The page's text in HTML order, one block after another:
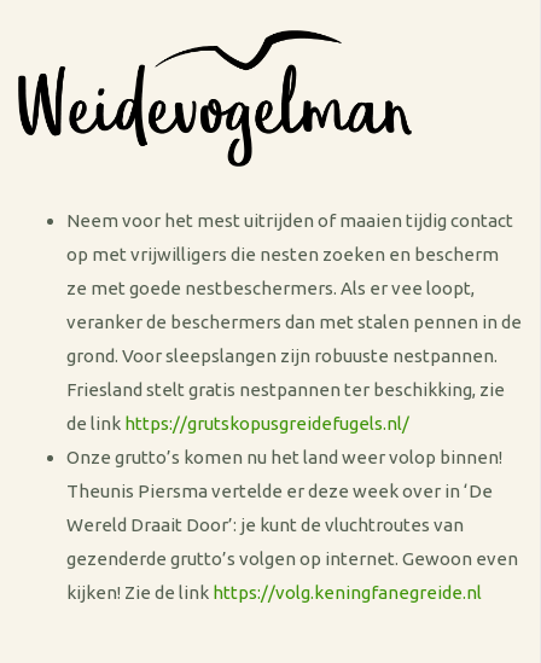
Neem voor het mest uitrijden of maaien tijdig contact
op met vrijwilligers die nesten zoeken en bescherm
ze met goede nestbeschermers. Als er vee loopt,
veranker de beschermers dan met stalen pennen in de
grond. Voor sleepslangen zijn robuuste nestpannen.
Friesland stelt gratis nestpannen ter beschikking, zie
de link https://grutskopusgreidefugels.nl/
Onze grutto’s komen nu het land weer volop binnen!
Theunis Piersma vertelde er deze week over in ‘De
Wereld Draait Door’: je kunt de vluchtroutes van
gezenderde grutto’s volgen op internet. Gewoon even
kijken! Zie de link https://volg.keningfanegreide.nl